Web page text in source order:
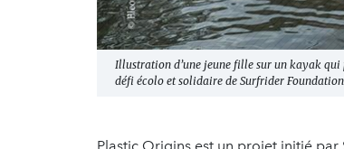
Illustration d’une jeune fille sur un kayak
défi écolo et solidaire de Surfrider
Plastic Origins est un projet initié